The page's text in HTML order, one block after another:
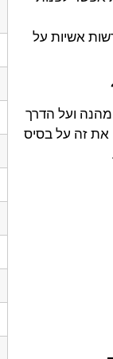
אשיות על
מהנה ועל הדרך
את זה על בסיס